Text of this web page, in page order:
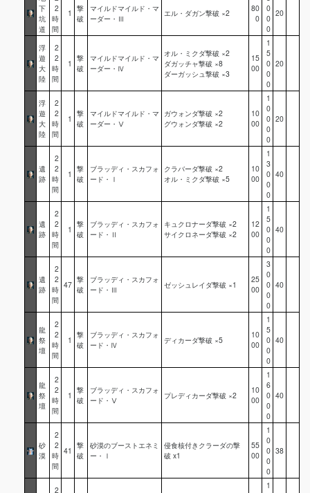
下
坑
道
2
時
間
1 撃
破
マイルドマイルド・マ
ーダー・Ⅲ
エル・ダガン撃破 ×2
80
0
0
0
0
20
浮
遊
大
陸
2
2
時
間
1
撃
破
マイルドマイルド・マ
ーダー・Ⅳ
オル・ミクダ撃破 ×2
ダガッチャ撃破 ×8
ダーガッシュ撃破 ×3
15
00
1
5
0
0
0
20
浮
遊
大
陸
2
2
時
間
1
撃
破
マイルドマイルド・マ
ーダー・Ⅴ
ガウォンダ撃破 ×2
グウォンダ撃破 ×2
10
00
1
0
0
0
0
20
遺
跡
2
2
時
間
1
撃
破
ブラッディ・スカフォ
ード・Ⅰ
クラバーダ撃破 ×2
オル・ミクダ撃破 ×5
10
00
1
3
0
0
0
40
遺
跡
2
2
時
間
1
撃
破
ブラッディ・スカフォ
ード・Ⅱ
キュクロナーダ撃破 ×2
サイクロネーダ撃破 ×2
12
00
1
5
0
0
0
40
遺
跡
2
2
時
間
47
撃
破
ブラッディ・スカフォ
ード・Ⅲ
ゼッシュレイダ撃破 ×1
25
00
3
0
0
0
0
40
龍
祭
壇
2
2
時
間
1
撃
破
ブラッディ・スカフォ
ード・Ⅳ
ディカーダ撃破 ×5
10
00
1
5
0
0
0
40
龍
祭
壇
2
2
時
間
1
撃
破
ブラッディ・スカフォ
ード・Ⅴ
プレディカーダ撃破 ×2
10
00
1
6
0
0
0
40
砂
漠
2
2
時
間
41
撃
破
砂漠のブーストエネミ
ー・Ⅰ
侵食核付きクラーダの撃
破 x1
55
00
1
0
0
0
0
38
2
1